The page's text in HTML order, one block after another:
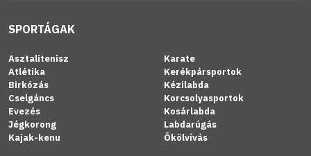
SPORTÁGAK
Asztalitenisz
Atlétika
Birkózás
Cselgáncs
Evezés
Jégkorong
Kajak-kenu
Karate
Kerékpársportok
Kézilabda
Korcsolyasportok
Kosárlabda
Labdarúgás
Ökölvívás